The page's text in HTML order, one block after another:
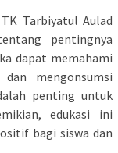
Tarbiyatul Aulad
pentingnya
dapat memahami
mengonsumsi
penting untuk
edukasi ini
bagi siswa dan